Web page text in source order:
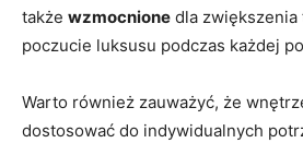
także wzmocnione ⁣dla zwiększenia
poczucie luksusu⁤ podczas każdej
Warto również zauważyć, że
dostosować do indywidualnych